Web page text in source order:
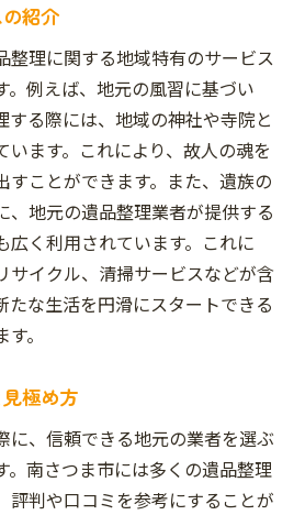
紹介
整理に関する地域特有のサービス
。例えば、地元の風習に基づい
する際には、地域の神社や寺院と
います。これにより、故人の魂を
すことができます。また、遺族の
、地元の遺品整理業者が提供する
広く利用されています。これに
サイクル、清掃サービスなどが含
たな生活を円滑にスタートできる
。
極め方
に、信頼できる地元の業者を選ぶ
。南さつま市には多くの遺品整理
評判や口コミを参考にすることが